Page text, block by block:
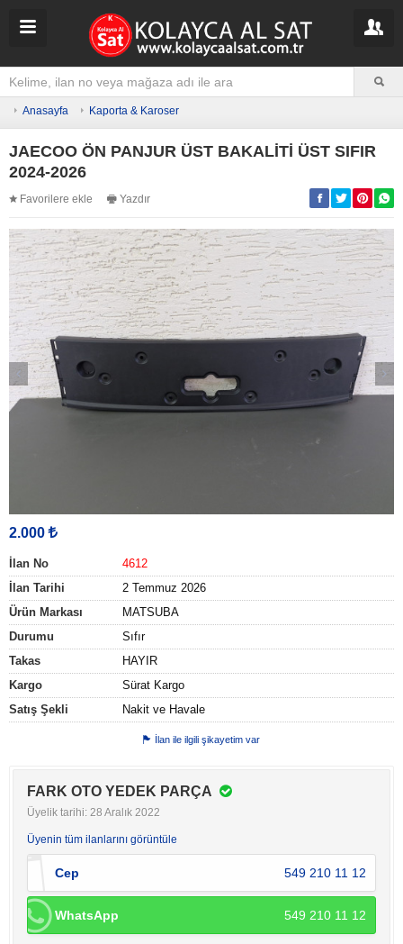
Anasayfa Kaporta & Karoser
JAECOO ÖN PANJUR ÜST BAKALİTİ ÜST SIFIR
2024-2026
Favorilere ekle Yazdır
2.000
İlan No
4612
İlan Tarihi
2 Temmuz 2026
Ürün Markası
MATSUBA
Durumu
Sıfır
Takas
HAYIR
Kargo
Sürat Kargo
Satış Şekli
Nakit ve Havale
İlan ile ilgili şikayetim var
FARK OTO YEDEK PARÇA
Üyelik tarihi: 28 Aralık 2022
Üyenin tüm ilanlarını görüntüle
Cep 549 210 11 12
WhatsApp 549 210 11 12